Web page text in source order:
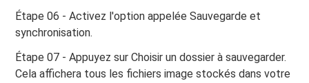
Étape 06 - Activez l'option appelée Sauvegarde et
synchronisation.
Étape 07 - Appuyez sur Choisir un dossier à sauvegarder.
Cela affichera tous les fichiers image stockés dans votre